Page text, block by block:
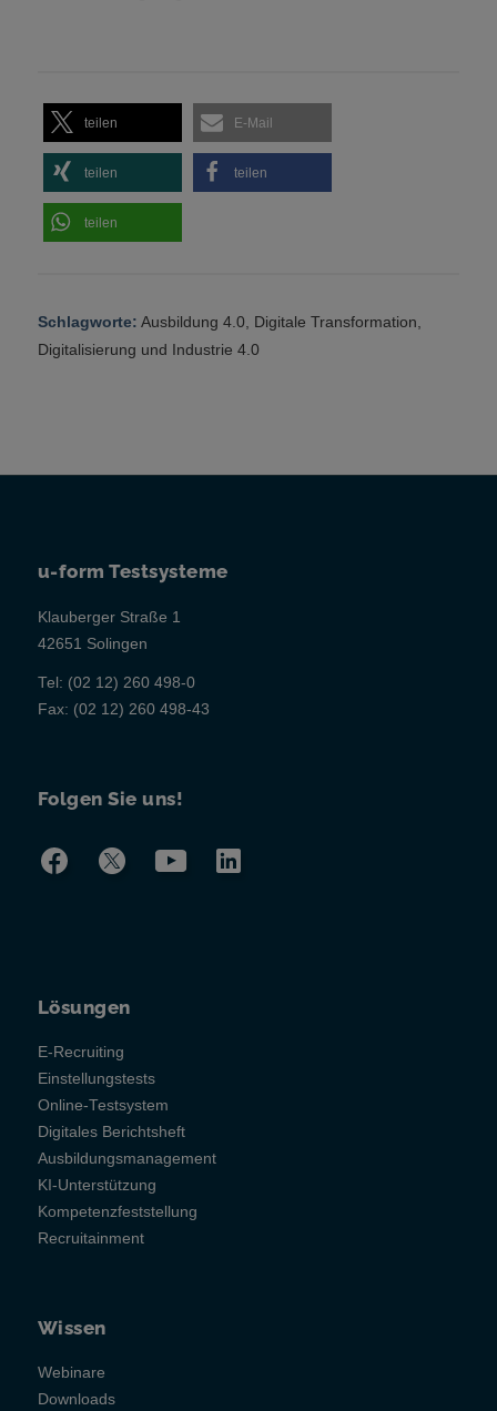
teilen E-Mail
teilen teilen
teilen
Schlagworte: Ausbildung 4.0 Digitale Transformation
Digitalisierung und Industrie 4.0
u-form Testsysteme
Klauberger Straße 1
42651 Solingen
Tel: (02 12) 260 498-0
Fax: (02 12) 260 498-43
Folgen Sie uns!
Lösungen
E-Recruiting
Einstellungstests
Online-Testsystem
Digitales Berichtsheft
Ausbildungsmanagement
KI-Unterstützung
Kompetenzfeststellung
Recruitainment
Wissen
Webinare
Downloads